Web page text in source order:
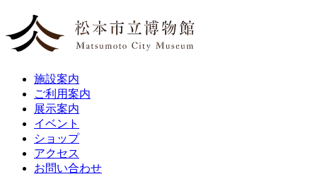
施設案内
ご利用案内
展示案内
イベント
ショップ
アクセス
お問い合わせ